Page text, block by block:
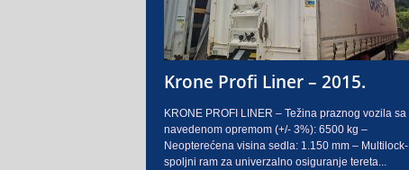
j
o
Krone Profi Liner – 2015.
KRONE PROFI LINER – Težina praznog vozila sa
navedenom opremom (+/- 3%): 6500 kg –
Neopterećena visina sedla: 1.150 mm – Multilock-
spoljni ram za univerzalno osiguranje tereta...